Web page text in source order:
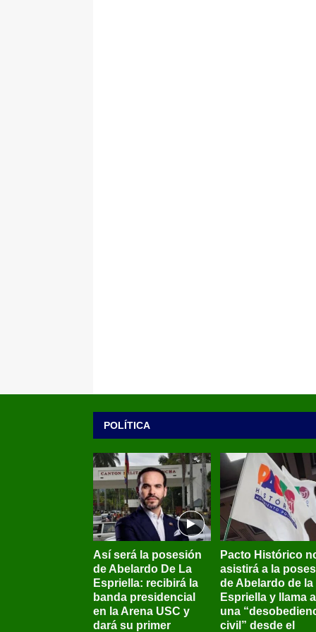
POLÍTICA
Así será la posesión
de Abelardo De La
Espriella: recibirá la
banda presidencial
en la Arena USC y
dará su primer
Pacto Histórico
asistirá a la
de Abelardo de la
Espriella y llama a
una
civil” desde el